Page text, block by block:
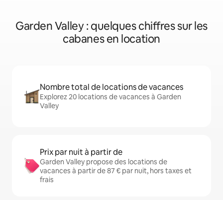
Garden Valley : quelques chiffres sur les
cabanes en location
Nombre total de locations de vacances
Explorez 20 locations de vacances à Garden
Valley
Prix par nuit à partir de
Garden Valley propose des locations de
vacances à partir de 87 € par nuit, hors taxes et
frais